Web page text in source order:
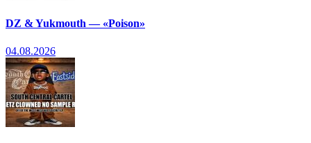
DZ & Yukmouth — «Poison»
04.08.2026